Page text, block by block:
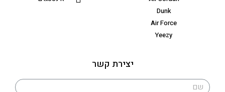
Dunk
Air Force
Yeezy
יצירת קשר